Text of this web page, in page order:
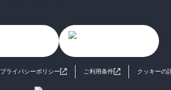
プライバシーポリシー ご利用条件 クッキーの